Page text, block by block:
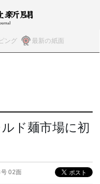
ング 最新の紙面
ド麺市場に初
02面